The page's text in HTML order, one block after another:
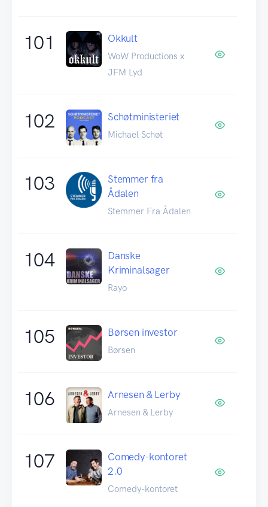
101 Okkult
WoW Productions x
JFM Lyd
102 Schøtministeriet
Michael Schøt
103
Stemmer fra
Ådalen
Stemmer Fra Ådalen
104
Danske
Kriminalsager
Rayo
105 Børsen investor
Børsen
106 Arnesen & Lerby
Arnesen & Lerby
107
Comedy-kontoret
2.0
Comedy-kontoret